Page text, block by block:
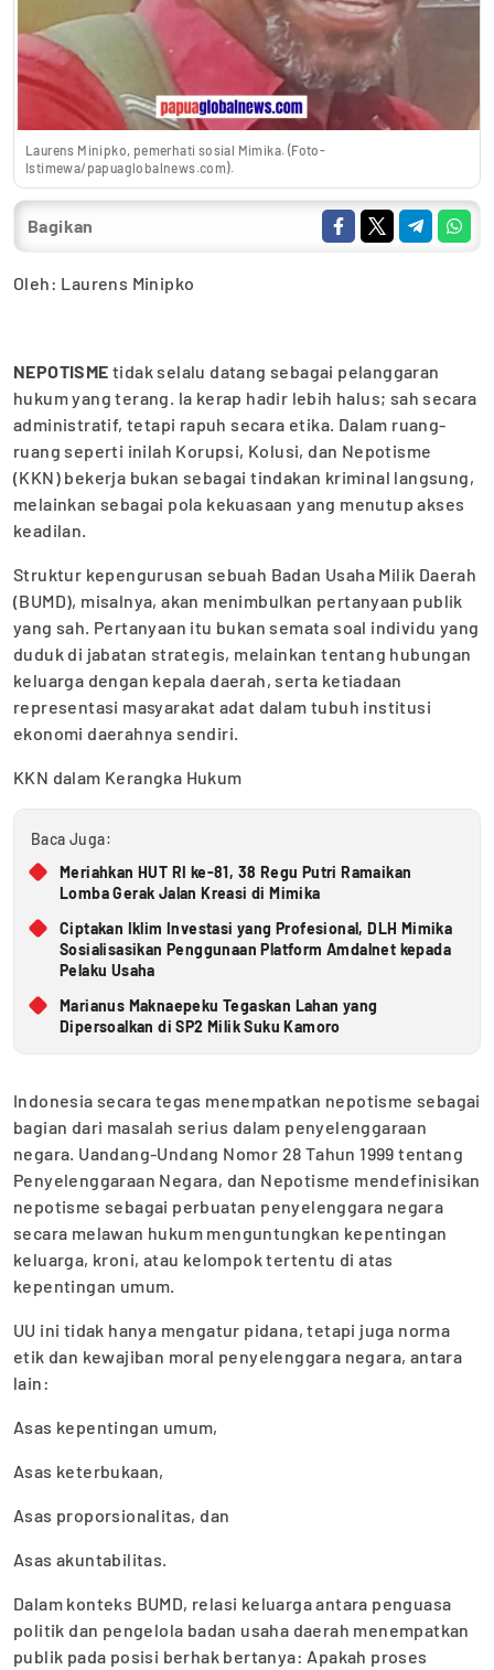
Laurens Minipko, pemerhati sosial Mimika. (Foto-
Istimewa/papuaglobalnews.com).
Bagikan
Oleh: Laurens Minipko
NEPOTISME tidak selalu datang sebagai pelanggaran
hukum yang terang. la kerap hadir lebih halus; sah secara
administratif, tetapi rapuh secara etika. Dalam ruang-
ruang seperti inilah Korupsi, Kolusi, dan Nepotisme
(KKN) bekerja bukan sebagai tindakan kriminal langsung,
melainkan sebagai pola kekuasaan yang menutup akses
keadilan.
Struktur kepengurusan sebuah Badan Usaha Milik Daerah
(BUMD), misalnya, akan menimbulkan pertanyaan publik
yang sah. Pertanyaan itu bukan semata soal individu yang
duduk di jabatan strategis, melainkan tentang hubungan
keluarga dengan kepala daerah, serta ketiadaan
representasi masyarakat adat dalam tubuh institusi
ekonomi daerahnya sendiri.
KKN dalam Kerangka Hukum
Baca Juga:
Meriahkan HUT RI ke-81, 38 Regu Putri Ramaikan
Lomba Gerak Jalan Kreasi di Mimika
Ciptakan Iklim Investasi yang Profesional, DLH Mimika
Sosialisasikan Penggunaan Platform Amdalnet kepada
Pelaku Usaha
Marianus Maknaepeku Tegaskan Lahan yang
Dipersoalkan di SP2 Milik Suku Kamoro
Indonesia secara tegas menempatkan nepotisme sebagai
bagian dari masalah serius dalam penyelenggaraan
negara. Uandang-Undang Nomor 28 Tahun 1999 tentang
Penyelenggaraan Negara, dan Nepotisme mendefinisikan
nepotisme sebagai perbuatan penyelenggara negara
secara melawan hukum menguntungkan kepentingan
keluarga, kroni, atau kelompok tertentu di atas
kepentingan umum.
UU ini tidak hanya mengatur pidana, tetapi juga norma
etik dan kewajiban moral penyelenggara negara, antara
lain:
Asas kepentingan umum,
Asas keterbukaan,
Asas proporsionalitas, dan
Asas akuntabilitas.
Dalam konteks BUMD, relasi keluarga antara penguasa
politik dan pengelola badan usaha daerah menempatkan
publik pada posisi berhak bertanya: Apakah proses